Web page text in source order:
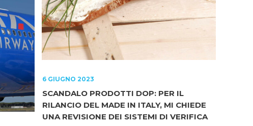
6 GIUGNO 2023
SCANDALO PRODOTTI DOP: PER IL
RILANCIO DEL MADE IN ITALY, MI CHIEDE
UNA REVISIONE DEI SISTEMI DI VERIFICA